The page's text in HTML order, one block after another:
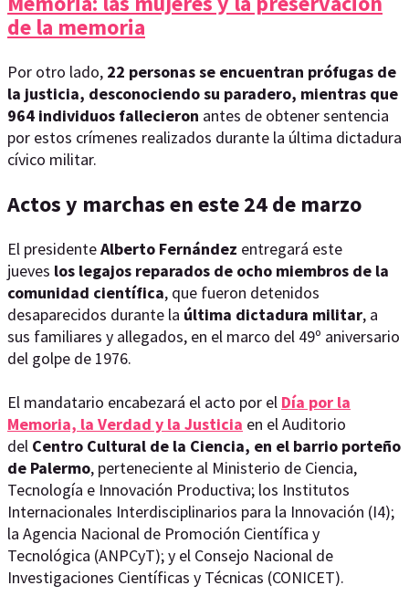
de la memoria
Por otro lado, 22 personas se encuentran prófugas de
la justicia, desconociendo su paradero, mientras que
964 individuos fallecieron antes de obtener sentencia
por estos crímenes realizados durante la última dictadura
cívico militar.
Actos y marchas en este 24 de marzo
El presidenteAlberto Fernández entregará este
jueves los legajos reparados de ocho miembros de la
comunidad científica, que fueron detenidos
desaparecidos durante la última dictadura militar, a
sus familiares y allegados, en el marco del 49º aniversario
del golpe de 1976.
El mandatario encabezará el acto por el Día por la
Memoria, la Verdad y la Justicia en el Auditorio
del Centro Cultural de la Ciencia, en el barrio porteño
de Palermo, perteneciente al Ministerio de Ciencia,
Tecnología e Innovación Productiva; los Institutos
Internacionales Interdisciplinarios para la Innovación (I4);
la Agencia Nacional de Promoción Científica y
Tecnológica (ANPCyT); y el Consejo Nacional de
Investigaciones Científicas y Técnicas (CONICET).